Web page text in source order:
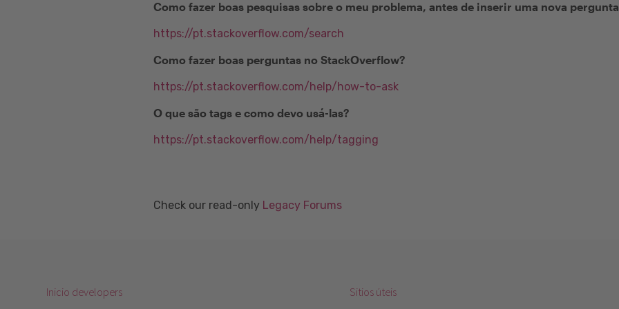
Como fazer boas pesquisas sobre o meu problema, antes de inserir uma nova
https://pt.stackoverflow.com/search
Como fazer boas perguntas no StackOverflow?
https://pt.stackoverflow.com/help/how-to-ask
O que são tags e como devo usá-las?
https://pt.stackoverflow.com/help/tagging
Check our read-only Legacy Forums
Inicio developers Sitios úteis